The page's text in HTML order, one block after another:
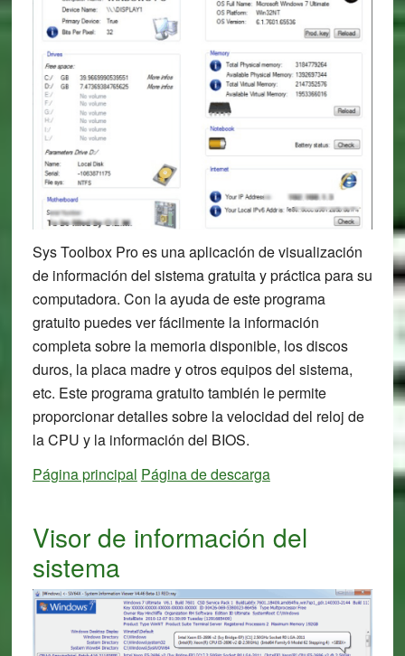
Sys Toolbox Pro es una aplicación de visualización
de información del sistema gratuita y práctica para su
computadora. Con la ayuda de este programa
gratuito puedes ver fácilmente la información
completa sobre la memoria disponible, los discos
duros, la placa madre y otros equipos del sistema,
etc. Este programa gratuito también le permite
proporcionar detalles sobre la velocidad del reloj de
la CPU y la información del BIOS.
Página principal Página de descarga
Visor de información del
sistema